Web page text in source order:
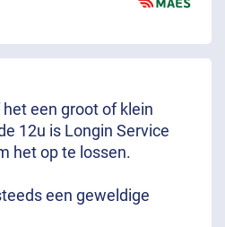
een groot of klein
12u is Longin Service
het op te lossen.
een geweldige